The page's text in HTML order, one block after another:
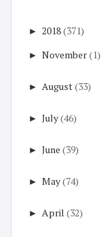
► 2018(371)
► November(1)
► August(33)
► July(46)
► June (39)
► May(74)
► April (32)